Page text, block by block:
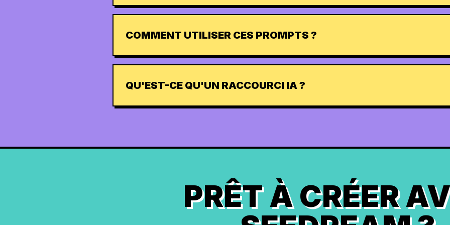
COMMENT UTILISER CES PROMPTS ?
QU'EST-CE QU'UN RACCOURCI IA ?
PRÊT À CRÉER